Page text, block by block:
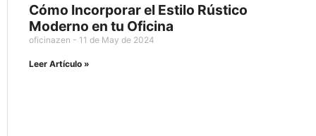
Cómo Incorporar el Estilo Rústico
Moderno en tu Oficina
oficinazen 11 de May de 2024
Leer Artículo »